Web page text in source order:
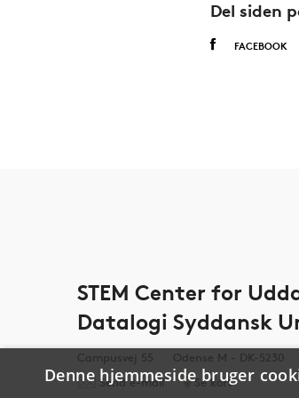
Del siden
FACEBOOK
STEM Center for
Datalogi Syddansk
Campusvej 55 Odense M - DK-5230
Send e-mail
Se kort
Denne hjemmeside bruger